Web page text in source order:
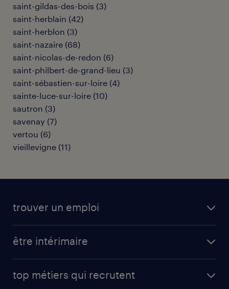
saint-gildas-des-bois (3)
saint-herblain (42)
saint-herblon (3)
saint-nazaire (68)
saint-nicolas-de-redon (6)
saint-philbert-de-grand-lieu (3)
saint-sébastien-sur-loire (4)
sainte-luce-sur-loire (10)
sautron (3)
savenay (7)
vertou (6)
vieillevigne (11)
trouver un emploi
être intérimaire
app talent / portail web
top métiers qui recrutent